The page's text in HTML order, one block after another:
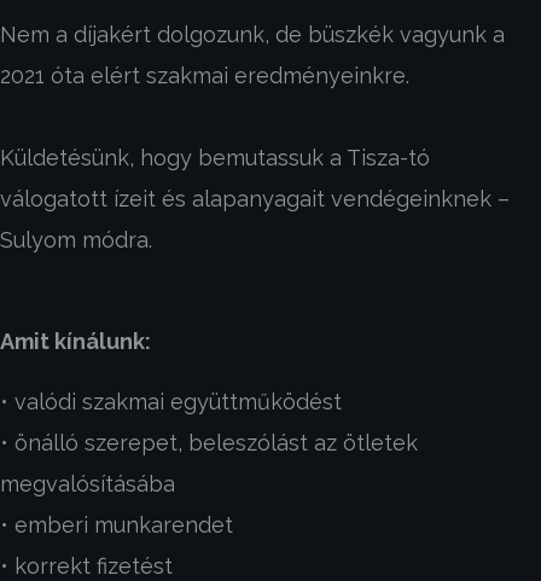
Nem a díjakért dolgozunk, de büszkék vagyunk a
2021 óta elért szakmai eredményeinkre.
Küldetésünk, hogy bemutassuk a Tisza-tó
válogatott ízeit és alapanyagait vendégeinknek –
Sulyom módra.
Amit kínálunk:
• valódi szakmai együttműködést
• önálló szerepet, beleszólást az ötletek
megvalósításába
• emberi munkarendet
• korrekt fizetést